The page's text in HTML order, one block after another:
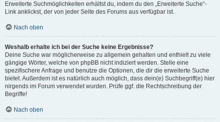
Erweiterte Suchmöglichkeiten erhältst du, indem du den „Erweiterte Suche“-
Link anklickst, der von jeder Seite des Forums aus verfügbar ist.
Nach oben
Weshalb erhalte ich bei der Suche keine Ergebnisse?
Deine Suche war möglicherweise zu allgemein gehalten und enthielt zu viele
gängige Wörter, welche von phpBB nicht indiziert werden. Stelle eine
spezifischere Anfrage und benutze die Optionen, die dir die erweiterte Suche
bietet. Außerdem ist es natürlich auch möglich, dass dein(e) Suchbegriff(e) hier
nirgends im Forum verwendet wurden. Prüfe ggf. die Rechtschreibung der
Begriffe!
Nach oben